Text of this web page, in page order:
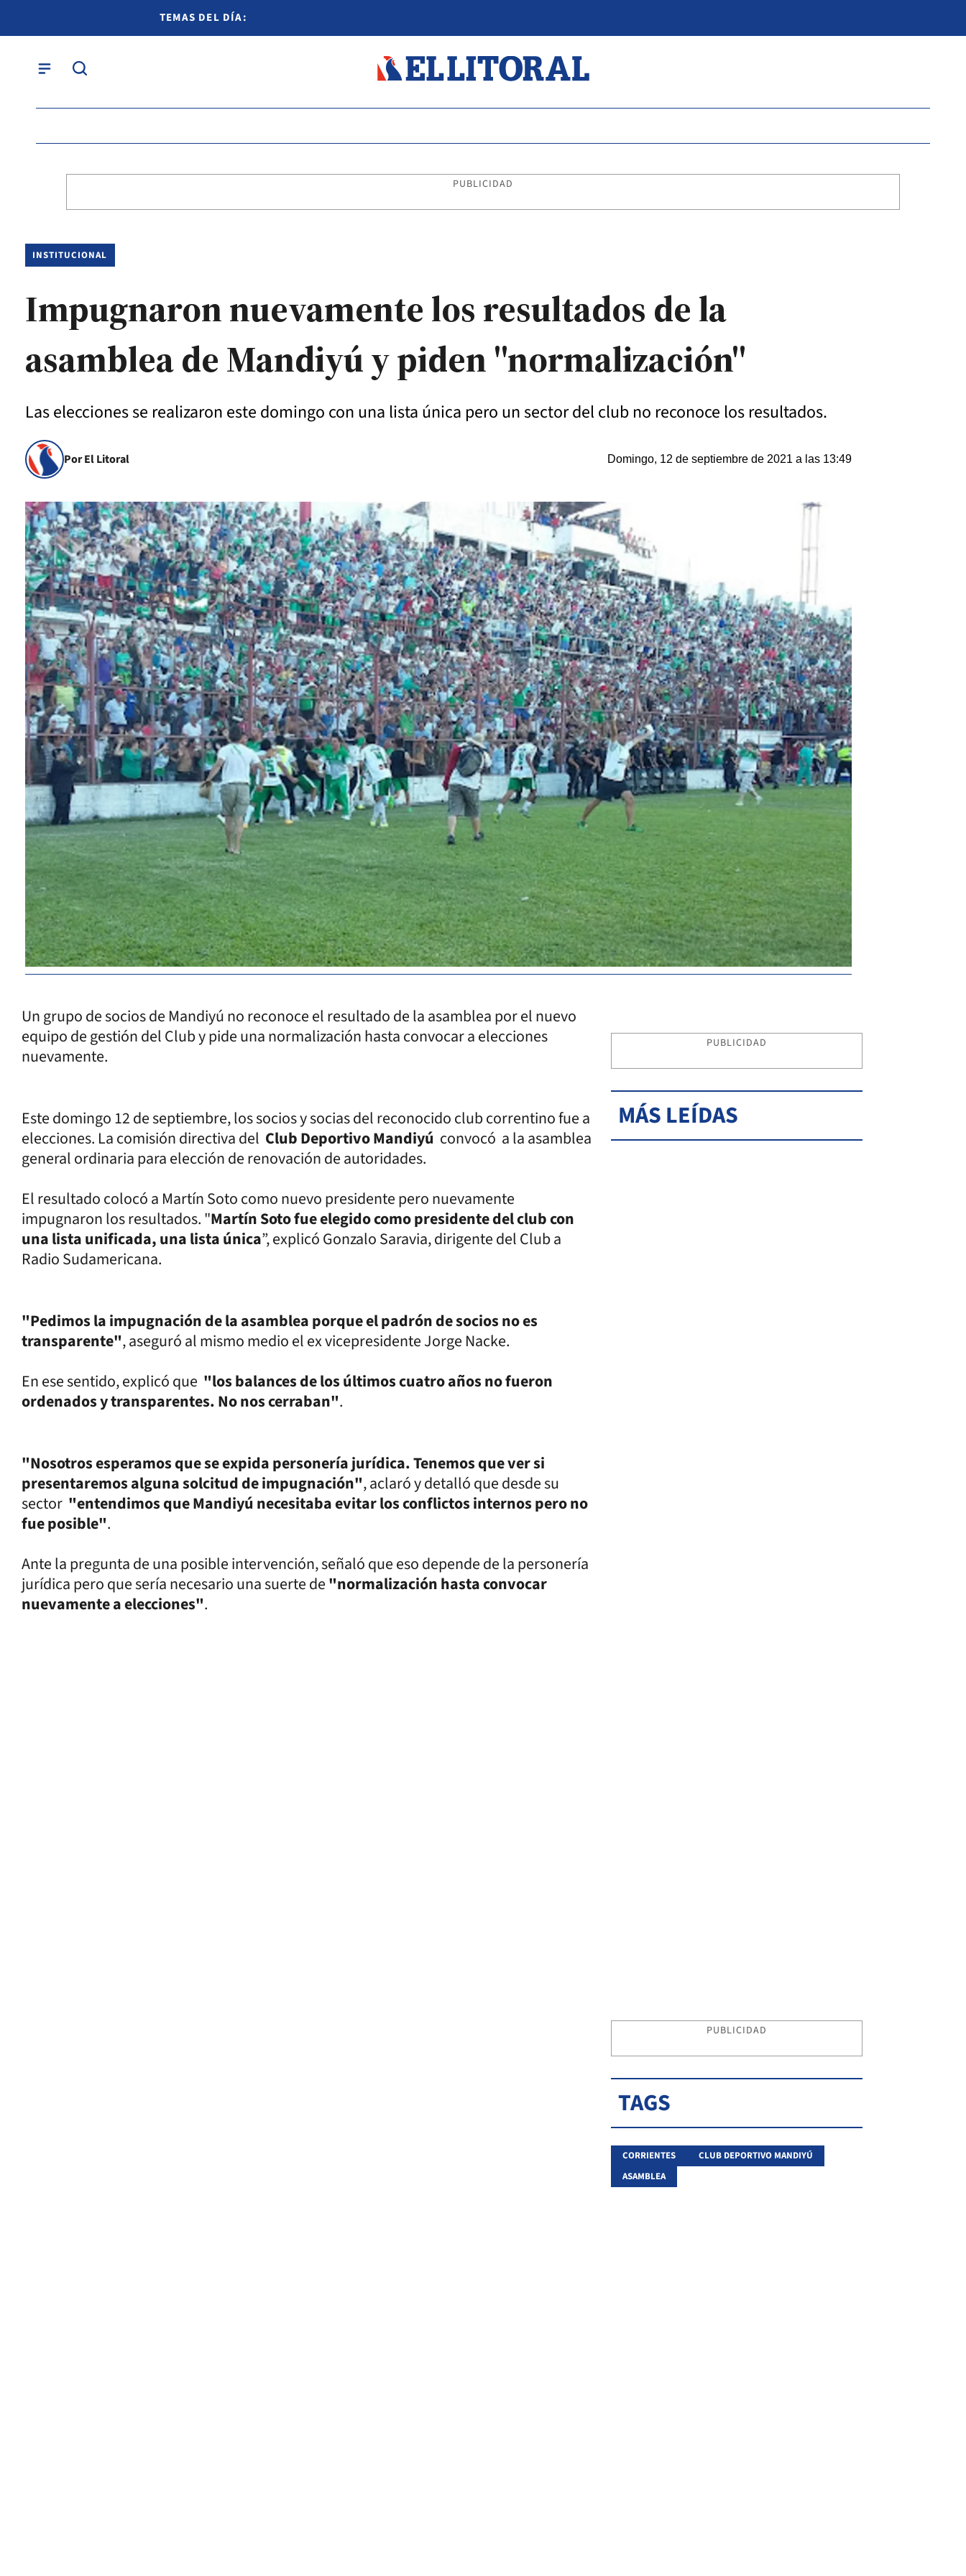
TEMAS DEL DÍA:
PUBLICIDAD
INSTITUCIONAL
Impugnaron nuevamente los resultados de la
asamblea de Mandiyú y piden "normalización"
Las elecciones se realizaron este domingo con una lista única pero un sector del club no reconoce los resultados.
Por El Litoral Domingo, 12 de septiembre de 2021 a las 13:49
Un grupo de socios de Mandiyú no reconoce el resultado de la asamblea por el nuevo
equipo de gestión del Club y pide una normalización hasta convocar a elecciones
nuevamente.
Este domingo 12 de septiembre, los socios y socias del reconocido club correntino fue a
elecciones. La comisión directiva del Club Deportivo Mandiyú convocó a la asamblea
general ordinaria para elección de renovación de autoridades.
El resultado colocó a Martín Soto como nuevo presidente pero nuevamente
impugnaron los resultados. "Martín Soto fue elegido como presidente del club con
una lista unificada, una lista única”, explicó Gonzalo Saravia, dirigente del Club a
Radio Sudamericana.
"Pedimos la impugnación de la asamblea porque el padrón de socios no es
transparente", aseguró al mismo medio el ex vicepresidente Jorge Nacke.
En ese sentido, explicó que "los balances de los últimos cuatro años no fueron
ordenados y transparentes. No nos cerraban".
"Nosotros esperamos que se expida personería jurídica. Tenemos que ver si
presentaremos alguna solcitud de impugnación", aclaró y detalló que desde su
sector "entendimos que Mandiyú necesitaba evitar los conflictos internos pero no
fue posible".
Ante la pregunta de una posible intervención, señaló que eso depende de la personería
jurídica pero que sería necesario una suerte de"normalización hasta convocar
nuevamente a elecciones".
PUBLICIDAD
MÁS LEÍDAS
PUBLICIDAD
TAGS
CORRIENTES
CLUB DEPORTIVO MANDIYÚ
ASAMBLEA